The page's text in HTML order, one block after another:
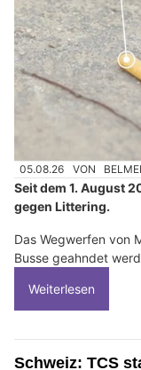
05.08.26 VON
Seit dem 1. August
gegen Littering.
Das Wegwerfen von
Busse geahndet
Weiterlesen
Schweiz: TCS